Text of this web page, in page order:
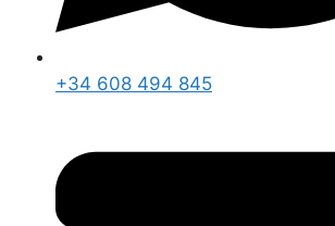
+34 608 494 845